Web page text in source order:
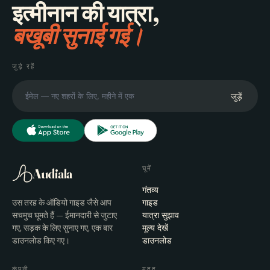
इत्मीनान की यात्रा,
बखूबी सुनाई गई।
जुड़े रहें
जुड़ें
Audiala
उस तरह के ऑडियो गाइड जैसे आप
सचमुच घूमते हैं — ईमानदारी से जुटाए
गए, सड़क के लिए सुनाए गए, एक बार
डाउनलोड किए गए।
घूमें
गंतव्य
गाइड
यात्रा सुझाव
मूल्य देखें
डाउनलोड